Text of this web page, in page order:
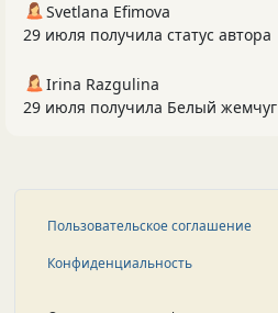
Svetlana Efimova
29 июля получила статус автора
Irina Razgulina
29 июля получила Белый жемчуг
Пользовательское соглашение
Конфиденциальность